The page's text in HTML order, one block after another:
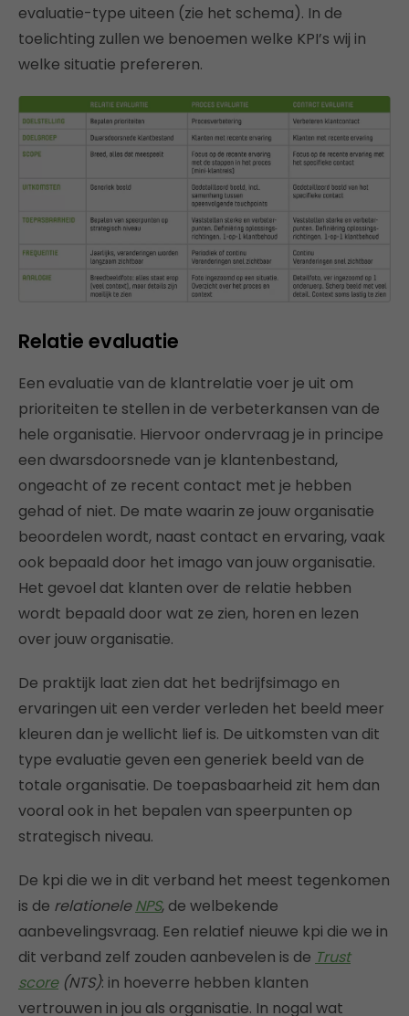
evaluatie-type uiteen (zie het schema). In de
toelichting zullen we benoemen welke KPI’s wij in
welke situatie prefereren.
Relatie evaluatie
Een evaluatie van de klantrelatie voer je uit om
prioriteiten te stellen in de verbeterkansen van de
hele organisatie. Hiervoor ondervraag je in principe
een dwarsdoorsnede van je klantenbestand,
ongeacht of ze recent contact met je hebben
gehad of niet. De mate waarin ze jouw organisatie
beoordelen wordt, naast contact en ervaring, vaak
ook bepaald door het imago van jouw organisatie.
Het gevoel dat klanten over de relatie hebben
wordt bepaald door wat ze zien, horen en lezen
over jouw organisatie.
De praktijk laat zien dat het bedrijfsimago en
ervaringen uit een verder verleden het beeld meer
kleuren dan je wellicht lief is. De uitkomsten van dit
type evaluatie geven een generiek beeld van de
totale organisatie. De toepasbaarheid zit hem dan
vooral ook in het bepalen van speerpunten op
strategisch niveau.
De kpi die we in dit verband het meest tegenkomen
is de relationeleNPS, de welbekende
aanbevelingsvraag. Een relatief nieuwe kpi die we in
dit verband zelf zouden aanbevelen is de Trust
score(NTS): in hoeverre hebben klanten
vertrouwen in jou als organisatie. In nogal wat